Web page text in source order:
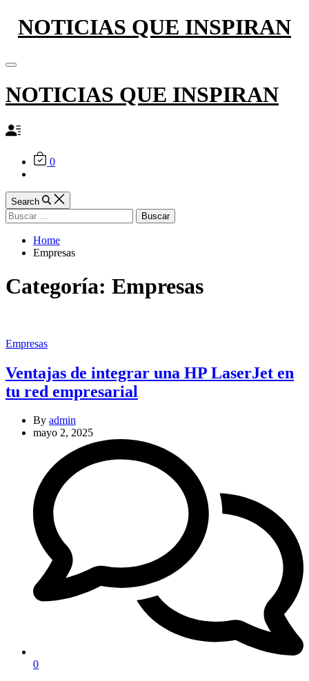
SkipNOTICIAS QUE INSPIRAN
Off
NOTICIAS QUE INSPIRAN
0
Search
Buscar:
Home
Empresas
Categoría: Empresas
Categories
Empresas
Ventajas de integrar una HP LaserJet en
tu red empresarial
By admin
mayo 2, 2025
0